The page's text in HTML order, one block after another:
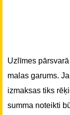
Uzlīmes
malas garums.
izmaksas tiks
summa noteikti